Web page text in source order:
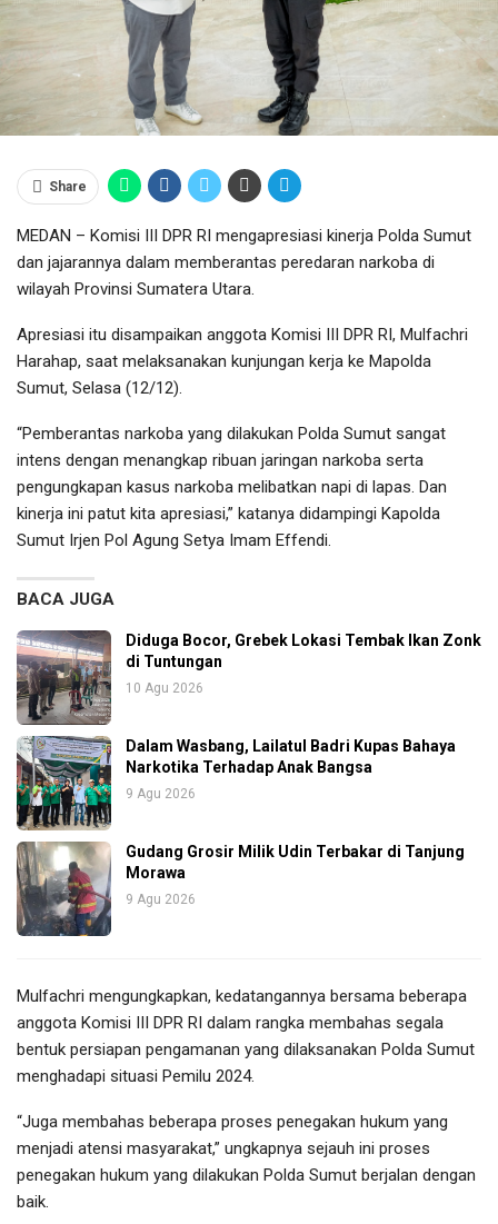
Share
MEDAN – Komisi III DPR RI mengapresiasi kinerja Polda Sumut
dan jajarannya dalam memberantas peredaran narkoba di
wilayah Provinsi Sumatera Utara.
Apresiasi itu disampaikan anggota Komisi III DPR RI, Mulfachri
Harahap, saat melaksanakan kunjungan kerja ke Mapolda
Sumut, Selasa (12/12).
“Pemberantas narkoba yang dilakukan Polda Sumut sangat
intens dengan menangkap ribuan jaringan narkoba serta
pengungkapan kasus narkoba melibatkan napi di lapas. Dan
kinerja ini patut kita apresiasi,” katanya didampingi Kapolda
Sumut Irjen Pol Agung Setya Imam Effendi.
BACA JUGA
Diduga Bocor, Grebek Lokasi Tembak Ikan Zonk
di Tuntungan
10 Agu 2026
Dalam Wasbang, Lailatul Badri Kupas Bahaya
Narkotika Terhadap Anak Bangsa
9 Agu 2026
Gudang Grosir Milik Udin Terbakar di Tanjung
Morawa
9 Agu 2026
Mulfachri mengungkapkan, kedatangannya bersama beberapa
anggota Komisi III DPR RI dalam rangka membahas segala
bentuk persiapan pengamanan yang dilaksanakan Polda Sumut
menghadapi situasi Pemilu 2024.
“Juga membahas beberapa proses penegakan hukum yang
menjadi atensi masyarakat,” ungkapnya sejauh ini proses
penegakan hukum yang dilakukan Polda Sumut berjalan dengan
baik.